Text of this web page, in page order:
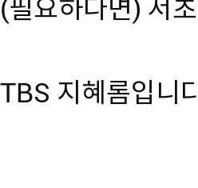
(필요하다면) 서
TBS 지혜롬입니